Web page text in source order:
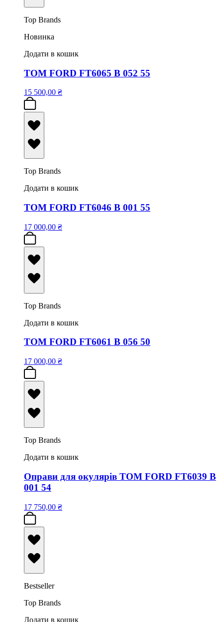
Top Brands
Новинка
Додати в кошик
TOM FORD FT6065 B 052 55
15 500,00 ₴
Top Brands
Додати в кошик
TOM FORD FT6046 B 001 55
17 000,00 ₴
Top Brands
Додати в кошик
TOM FORD FT6061 B 056 50
17 000,00 ₴
Top Brands
Додати в кошик
Оправи для окулярів TOM FORD FT6039 B
001 54
17 750,00 ₴
Bestseller
Top Brands
Додати в кошик